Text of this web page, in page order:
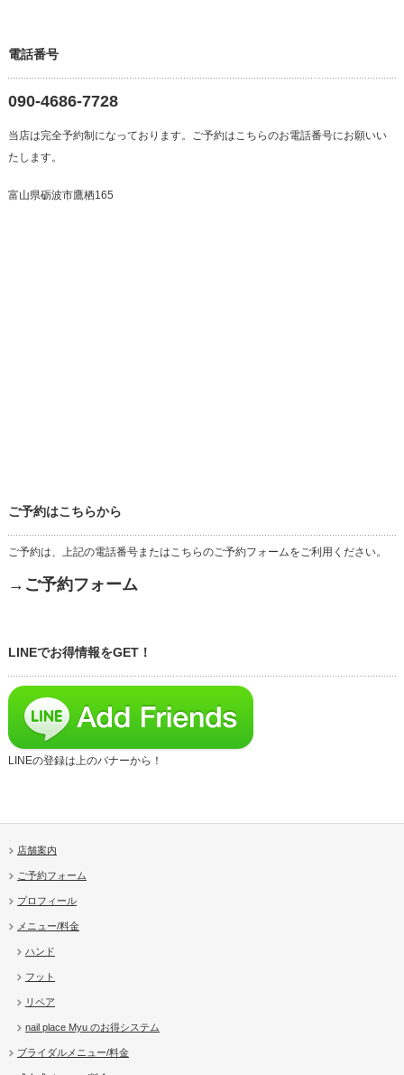
電話番号
090-4686-7728
当店は完全予約制になっております。ご予約はこちらのお電話番号にお願いい
たします。
富山県砺波市鷹栖165
ご予約はこちらから
ご予約は、上記の電話番号またはこちらのご予約フォームをご利用ください。
→ご予約フォーム
LINEでお得情報をGET！
LINEの登録は上のバナーから！
店舗案内
ご予約フォーム
プロフィール
メニュー/料金
ハンド
フット
リペア
nail place Myu のお得システム
ブライダルメニュー/料金